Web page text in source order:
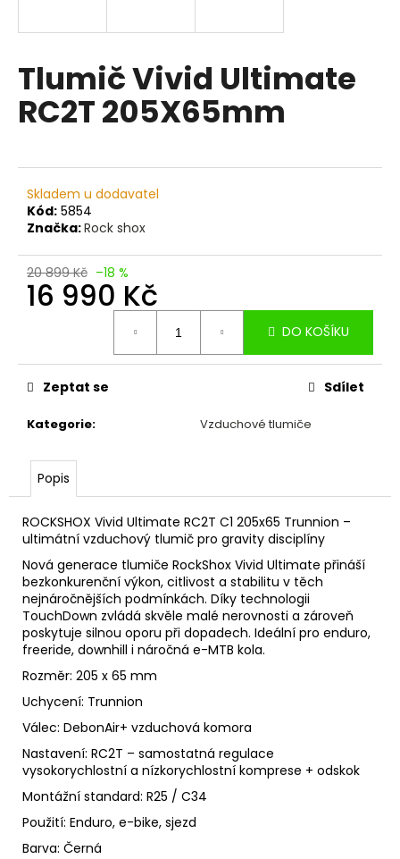
Tlumič Vivid Ultimate
RC2T 205X65mm
Skladem u dodavatel
Kód: 5854
Značka:Rock shox
20 899 Kč –18 %
16 990 Kč
DO KOŠÍKU
Kategorie: Vzduchové tlumiče
Zeptat se Sdílet
A
Popis
ROCKSHOX Vivid Ultimate RC2T C1 205x65 Trunnion –
ultimátní vzduchový tlumič pro gravity disciplíny
Nová generace tlumiče RockShox Vivid Ultimate přináší
bezkonkurenční výkon, citlivost a stabilitu v těch
nejnáročnějších podmínkách. Díky technologii
TouchDown zvládá skvěle malé nerovnosti a zároveň
poskytuje silnou oporu při dopadech. Ideální pro enduro,
freeride, downhill i náročná e-MTB kola.
Rozměr: 205 x 65 mm
Uchycení: Trunnion
Válec: DebonAir+ vzduchová komora
Nastavení: RC2T – samostatná regulace
vysokorychlostní a nízkorychlostní komprese + odskok
Montážní standard: R25 / C34
Použití: Enduro, e-bike, sjezd
Barva: Černá
í
t
?
D
r
u
u
e
TEFLON
ŘADÍCÍ
ČERNÝ
SP-
4MM
30
Kč